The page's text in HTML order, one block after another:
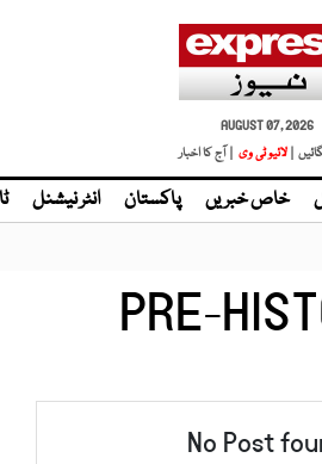
AUGUST 07, 2026
| لائیو ٹی وی | آج کا اخبار
خاص خبریں پاکستان انٹر نیشنل
PRE-
No Post